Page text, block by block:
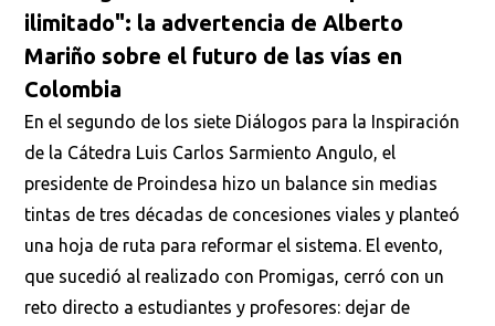
ilimitado": la advertencia de Alberto
Mariño sobre el futuro de las vías en
Colombia
En el segundo de los siete Diálogos para la Inspiración
de la Cátedra Luis Carlos Sarmiento Angulo, el
presidente de Proindesa hizo un balance sin medias
tintas de tres décadas de concesiones viales y planteó
una hoja de ruta para reformar el sistema. El evento,
que sucedió al realizado con Promigas, cerró con un
reto directo a estudiantes y profesores: dejar de